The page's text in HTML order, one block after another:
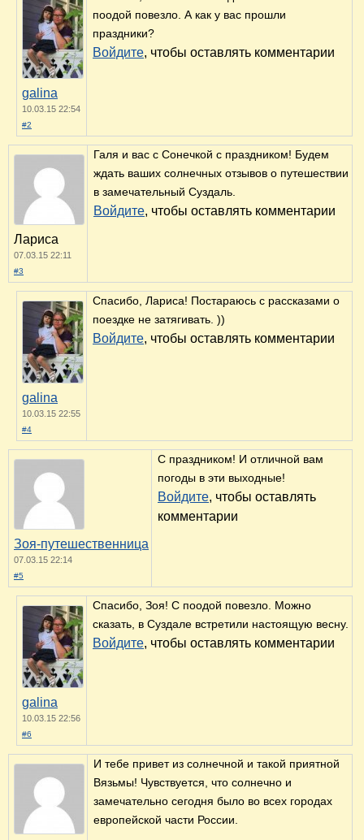
galina
10.03.15 22:54
#2
поодой повезло. А как у вас прошли
праздники?
Войдите, чтобы оставлять комментарии
Лариса
07.03.15 22:11
#3
Галя и вас с Сонечкой с праздником! Будем
ждать ваших солнечных отзывов о путешествии
в замечательный Суздаль.
Войдите, чтобы оставлять комментарии
galina
10.03.15 22:55
#4
Спасибо, Лариса! Постараюсь с рассказами о
поездке не затягивать. ))
Войдите, чтобы оставлять комментарии
Зоя-путешественница
07.03.15 22:14
#5
С праздником! И отличной вам
погоды в эти выходные!
Войдите, чтобы оставлять
комментарии
galina
10.03.15 22:56
#6
Спасибо, Зоя! С поодой повезло. Можно
сказать, в Суздале встретили настоящую весну.
Войдите, чтобы оставлять комментарии
И тебе привет из солнечной и такой приятной
Вязьмы! Чувствуется, что солнечно и
замечательно сегодня было во всех городах
европейской части России.